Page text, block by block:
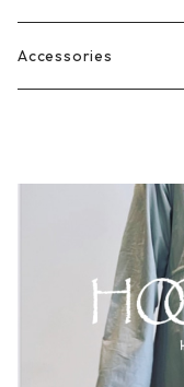
Overalls
Vest
Short sleeve dress
Reusable bag
Accessories